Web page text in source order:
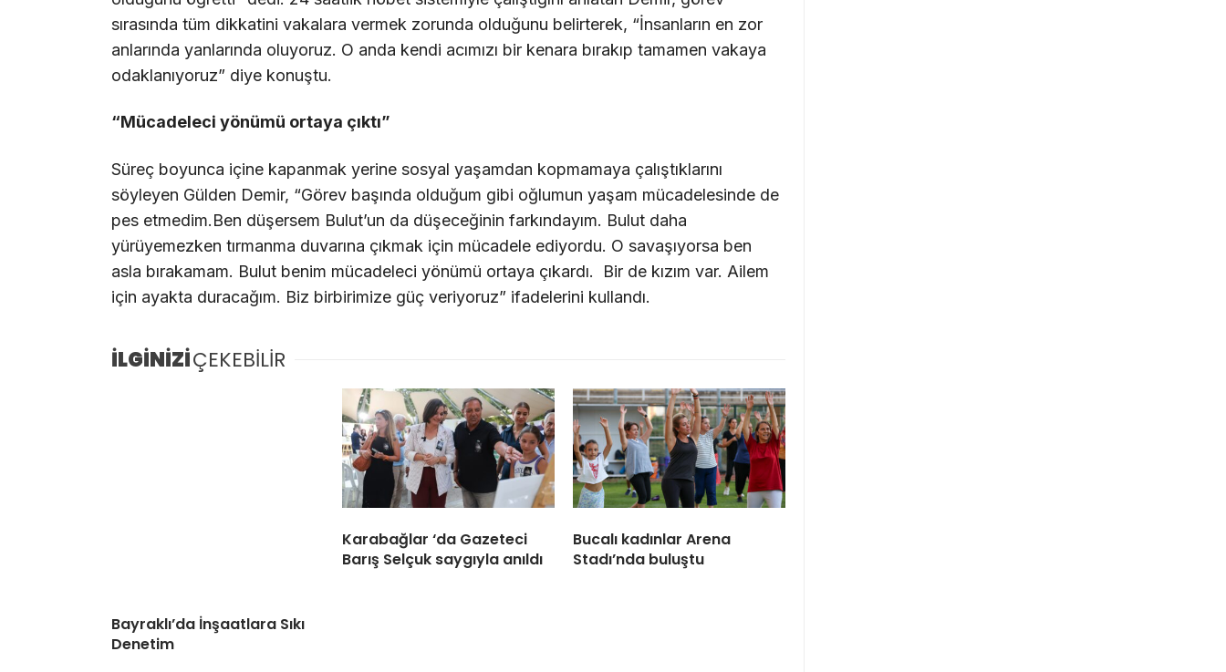
sırasında tüm dikkatini vakalara vermek zorunda olduğunu belirterek, “İnsanların en zor
anlarında yanlarında oluyoruz. O anda kendi acımızı bir kenara bırakıp tamamen vakaya
odaklanıyoruz” diye konuştu.
“Mücadeleci yönümü ortaya çıktı”
Süreç boyunca içine kapanmak yerine sosyal yaşamdan kopmamaya çalıştıklarını
söyleyen Gülden Demir, “Görev başında olduğum gibi oğlumun yaşam mücadelesinde de
pes etmedim.Ben düşersem Bulut’un da düşeceğinin farkındayım. Bulut daha
yürüyemezken tırmanma duvarına çıkmak için mücadele ediyordu. O savaşıyorsa ben
asla bırakamam. Bulut benim mücadeleci yönümü ortaya çıkardı. Bir de kızım var. Ailem
için ayakta duracağım. Biz birbirimize güç veriyoruz” ifadelerini kullandı.
İLGİNİZİÇEKEBİLİR
Bayraklı’da İnşaatlara Sıkı
Denetim
Karabağlar ‘da Gazeteci
Barış Selçuk saygıyla anıldı
Bucalı kadınlar Arena
Stadı’nda buluştu